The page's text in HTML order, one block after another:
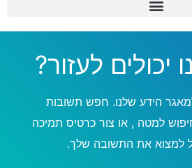
יכולים לעזור?
הידע שלנו. חפש תשובות
למטה , או צור כרטיס תמיכה
למצוא את התשובה שלך.